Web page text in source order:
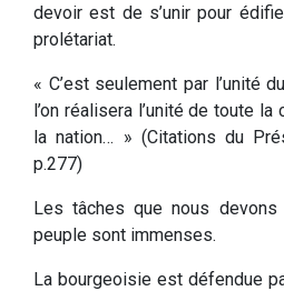
devoir est de s’unir pour
prolétariat.
« C’est seulement par l’unité
l’on réalisera l’unité de toute
la nation… » (Citations du
p.277)
Les tâches que nous
peuple sont immenses.
La bourgeoisie est défendue